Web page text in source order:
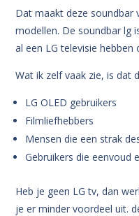
Dat maakt deze soundbar
modellen. De soundbar lg
al een LG televisie
Wat ik zelf vaak zie, is dat
LG OLED gebruikers
Filmliefhebbers
Mensen die een strak
Gebruikers die eenvoud
Heb je geen LG tv, dan
je er minder voordeel uit.